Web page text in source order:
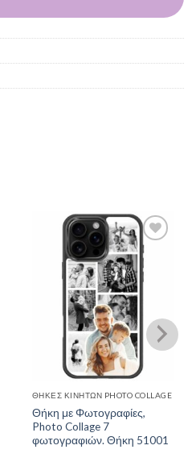
Add to
Wishlist
ΘΉΚΕΣ ΚΙΝΗΤΏΝ PHOTO COLLAGE
Θήκη με Φωτογραφίες,
Photo Collage 7
φωτογραφιών. Θήκη 51001